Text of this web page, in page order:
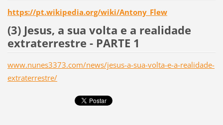
https://pt.wikipedia.org/wiki/Antony_Flew
(3) Jesus, a sua volta e a realidade
extraterrestre - PARTE 1
www.nunes3373.com/news/jesus-a-sua-volta-e-a-realidade-
extraterrestre/